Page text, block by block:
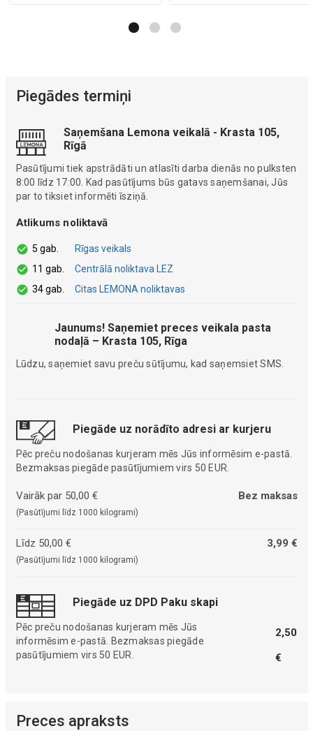
Piegādes termiņi
Saņemšana Lemona veikalā - Krasta 105,
Rīgā
Pasūtījumi tiek apstrādāti un atlasīti darba dienās no pulksten
8:00 līdz 17:00. Kad pasūtījums būs gatavs saņemšanai, Jūs
par to tiksiet informēti īsziņā.
Atlikums noliktavā
5 gab.
Rīgas veikals
11 gab.
Centrālā noliktava LEZ
34 gab.
Citas LEMONA noliktavas
Jaunums! Saņemiet preces veikala pasta
nodaļā – Krasta 105, Rīga
Lūdzu, saņemiet savu preču sūtījumu, kad saņemsiet SMS.
Piegāde uz norādīto adresi ar kurjeru
Pēc preču nodošanas kurjeram mēs Jūs informēsim e-pastā.
Bezmaksas piegāde pasūtījumiem virs 50 EUR.
Vairāk par 50,00 €
(Pasūtījumi līdz 1000 kilogrami)
Bez maksas
Līdz 50,00 €
(Pasūtījumi līdz 1000 kilogrami)
3,99 €
Piegāde uz DPD Paku skapi
Pēc preču nodošanas kurjeram mēs Jūs
informēsim e-pastā. Bezmaksas piegāde
pasūtījumiem virs 50 EUR.
2,50
€
Preces apraksts